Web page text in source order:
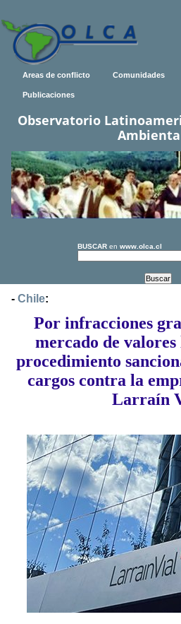
Areas de conflicto Comunidades
Publicaciones
Observatorio
BUSCAR en www.olca.cl
- Chile:
Por infracciones
mercado de
procedimiento
cargos contra la
Larraín